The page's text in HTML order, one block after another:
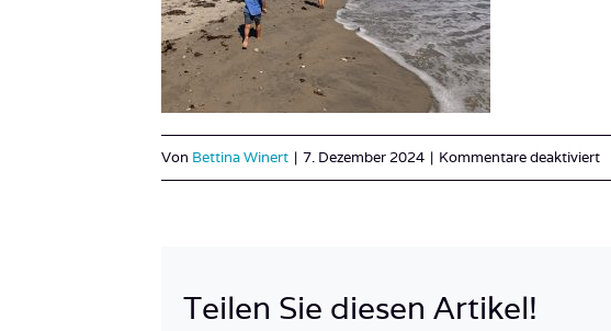
Von Bettina Winert | 7. Dezember 2024 | Kommentare deaktiviertfür
Teilen Sie diesen Artikel!